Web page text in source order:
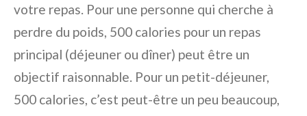
votre repas. Pour une personne qui cherche à
perdre du poids, 500 calories pour un repas
principal (déjeuner ou dîner) peut être un
objectif raisonnable. Pour un petit-déjeuner,
500 calories, c’est peut-être un peu beaucoup,